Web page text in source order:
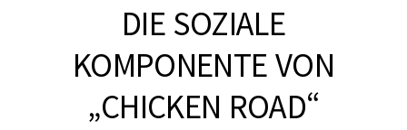
DIE SOZIALE
KOMPONENTE VON
„CHICKEN ROAD“